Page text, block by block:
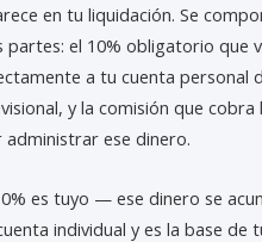
en tu liquidación. Se
partes: el 10% obligatorio que
a tu cuenta personal
y la comisión que cobra
administrar ese dinero.
es tuyo — ese dinero se
individual y es la base de